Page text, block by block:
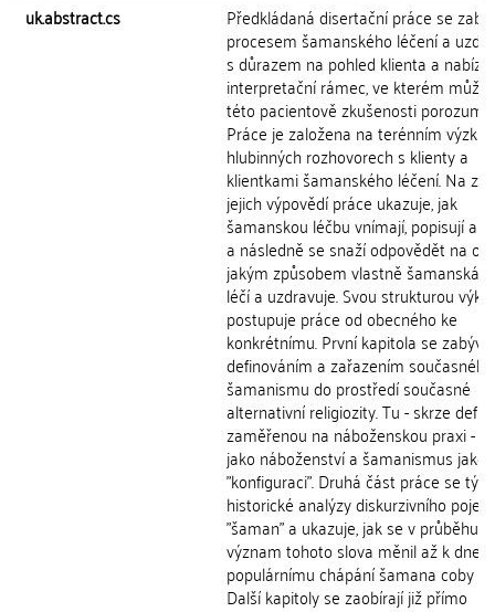
uk.abstract.cs
Předkládaná disertační práce se
procesem šamanského léčení a
s důrazem na pohled klienta a nabízí
interpretační rámec, ve kterém může
této pacientově zkušenosti
Práce je založena na terénním
hlubinných rozhovorech s klienty a
klientkami šamanského léčení. Na
jejich výpovědí práce ukazuje, jak
šamanskou léčbu vnímají, popisují a
a následně se snaží odpovědět na
jakým způsobem vlastně šamanská
léčí a uzdravuje. Svou strukturou
postupuje práce od obecného ke
konkrétnímu. První kapitola se zabývá
definováním a zařazením současného
šamanismu do prostředí současné
alternativní religiozity. Tu - skrze
zaměřenou na náboženskou praxi -
jako náboženství a šamanismus jako
"konfiguraci". Druhá část práce se týká
historické analýzy diskurzivního
"šaman" a ukazuje, jak se v průběhu
význam tohoto slova měnil až k
populárnímu chápání šamana coby
Další kapitoly se zaobírají již přímo